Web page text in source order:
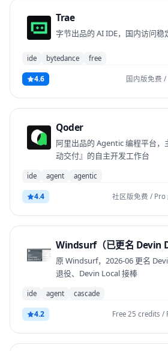
Trae
字节出品的 AI IDE，国内访问稳
ide bytedance free
4.6 国内版免费
Qoder
阿里出品的 Agentic 编程平台
动交付』的自主开发工作台
ide agent agentic
4.4
Windsurf（已更名 Devin
原 Windsurf，2026-06 更名
退役、Devin Local 接棒
ide agent cascade
4.2